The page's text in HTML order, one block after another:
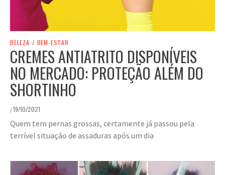
BELEZA / BEM-ESTAR
CREMES ANTIATRITO DISPONÍVEIS
NO MERCADO: PROTEÇÃO ALÉM DO
SHORTINHO
/19/10/2021
Quem tem pernas grossas, certamente já passou pela
terrível situação de assaduras após um dia